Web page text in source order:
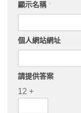
顯示名稱
個人網站網址
請提供答案
12 +